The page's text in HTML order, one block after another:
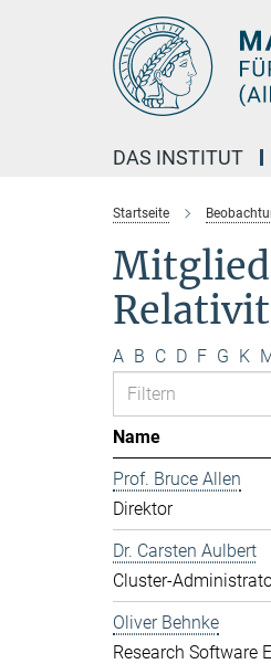
DAS INSTITUT
Startseite
A B C D F G K
Name
Prof. Bruce Allen
Direktor
Dr. Carsten Aulbert
Cluster-
Oliver Behnke
Research Software